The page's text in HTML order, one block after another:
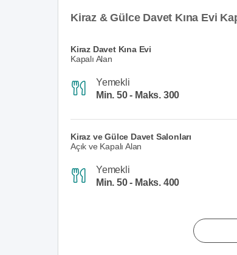
Kiraz & Gülce Davet Kına Evi
Kiraz Davet Kına Evi
Kapalı Alan
Yemekli
Min. 50 - Maks. 300
Kiraz ve Gülce Davet Salonları
Açık ve Kapalı Alan
Yemekli
Min. 50 - Maks. 400